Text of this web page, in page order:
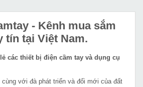
- Kênh mua sắm
tín tại Việt Nam.
các thiết bị điện cầm tay và dụng cụ
cùng với đà phát triển và đổi mới của đất